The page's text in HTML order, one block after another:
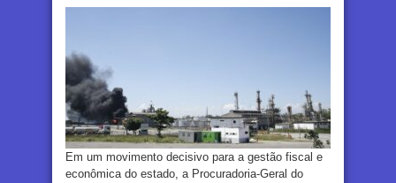
Em um movimento decisivo para a gestão fiscal e
econômica do estado, a Procuradoria-Geral do